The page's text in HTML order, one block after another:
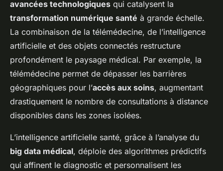
avancées technologiques qui catalysent la
transformation numérique santé à grande échelle.
La combinaison de la télémédecine, de l’intelligence
artificielle et des objets connectés restructure
profondément le paysage médical. Par exemple, la
télémédecine permet de dépasser les barrières
géographiques pour l’accès aux soins, augmentant
drastiquement le nombre de consultations à distance
disponibles dans les zones isolées.
L’intelligence artificielle santé, grâce à l’analyse du
big data médical, déploie des algorithmes prédictifs
qui affinent le diagnostic et personnalisent les